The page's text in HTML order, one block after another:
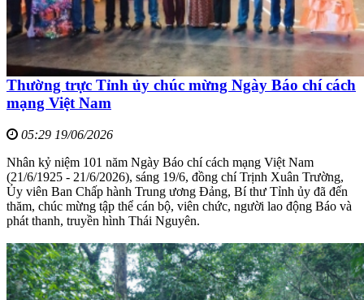
Thường trực Tỉnh ủy chúc mừng Ngày Báo chí cách
mạng Việt Nam
05:29 19/06/2026
Nhân kỷ niệm 101 năm Ngày Báo chí cách mạng Việt Nam
(21/6/1925 - 21/6/2026), sáng 19/6, đồng chí Trịnh Xuân Trường,
Ủy viên Ban Chấp hành Trung ương Đảng, Bí thư Tỉnh ủy đã đến
thăm, chúc mừng tập thể cán bộ, viên chức, người lao động Báo và
phát thanh, truyền hình Thái Nguyên.